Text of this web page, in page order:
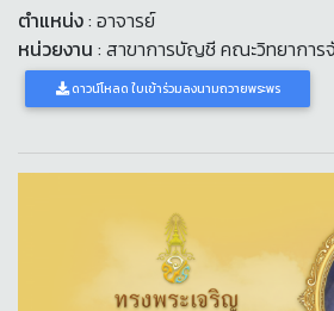
ตำแหน่ง: อาจารย์
หน่วยงาน : สาขาการบัญชี คณะวิทยาการ
ดาวน์โหลด ใบเข้าร่วมลงนามถวายพระพร